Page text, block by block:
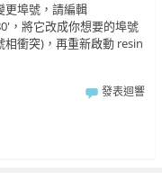
更埠號，請編輯
，將它改成你想要的埠號
衝突)，再重新啟動 resin
發表迴響